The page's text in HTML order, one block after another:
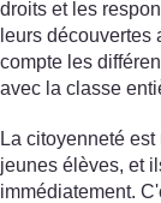
droits et les
leurs découvertes
compte les
avec la classe
La citoyenneté
jeunes élèves, et
immédiatement.